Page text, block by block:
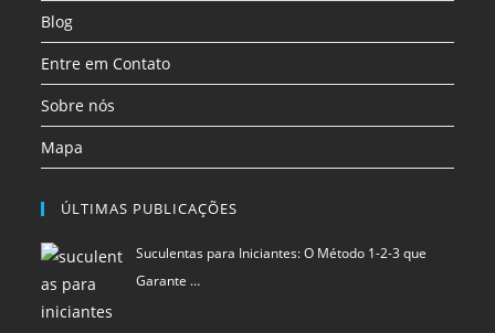
aba
aba
aba
Blog
Entre em Contato
Sobre nós
Mapa
ÚLTIMAS PUBLICAÇÕES
Suculentas para Iniciantes: O Método 1-2-3 que
Garante …